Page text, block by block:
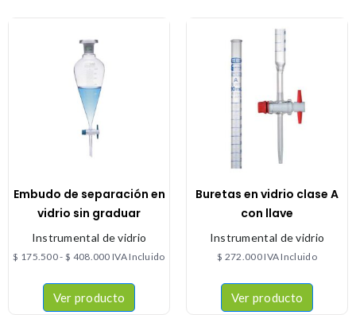
Embudo de separación en
vidrio sin graduar
Instrumental de vidrio
$ 175.500- $ 408.000 IVA Incluido
Ver producto
Buretas en vidrio clase A
con llave
Instrumental de vidrio
$ 272.000IVA Incluido
Ver producto